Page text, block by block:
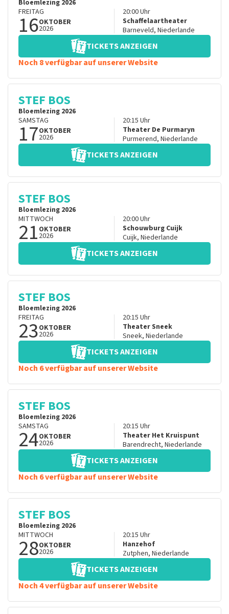
Bloemlezing 2026
FREITAG
16OKTOBER
2026
20:00Uhr
Schaffelaartheater
Barneveld, Niederlande
TICKETS ANZEIGEN
Noch 8 verfügbar auf unserer Website
STEF BOS
Bloemlezing 2026
SAMSTAG
17OKTOBER
2026
20:15 Uhr
Theater De Purmaryn
Purmerend, Niederlande
TICKETS ANZEIGEN
STEF BOS
Bloemlezing 2026
MITTWOCH
21 OKTOBER
2026
20:00Uhr
Schouwburg Cuijk
Cuijk, Niederlande
TICKETS ANZEIGEN
STEF BOS
Bloemlezing 2026
FREITAG
23OKTOBER
2026
20:15 Uhr
Theater Sneek
Sneek, Niederlande
TICKETS ANZEIGEN
Noch 6 verfügbar auf unserer Website
STEF BOS
Bloemlezing 2026
SAMSTAG
24OKTOBER
2026
20:15 Uhr
Theater Het Kruispunt
Barendrecht, Niederlande
TICKETS ANZEIGEN
Noch 6 verfügbar auf unserer Website
STEF BOS
Bloemlezing 2026
MITTWOCH
28OKTOBER
2026
20:15 Uhr
Hanzehof
Zutphen, Niederlande
TICKETS ANZEIGEN
Noch 4 verfügbar auf unserer Website